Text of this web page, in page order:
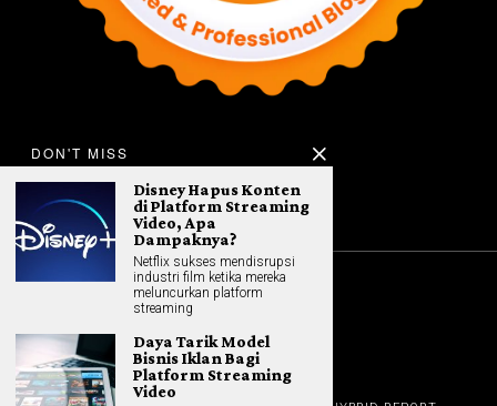
All rights reserved. Hybrid.co.id
GADGET
DON'T MISS
Disney Hapus Konten
di Platform Streaming
Video, Apa
Dampaknya?
Netflix sukses mendisrupsi
industri film ketika mereka
meluncurkan platform
streaming
Daya Tarik Model
Bisnis Iklan Bagi
Platform Streaming
Video